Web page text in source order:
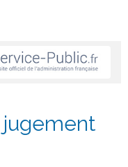
jugement